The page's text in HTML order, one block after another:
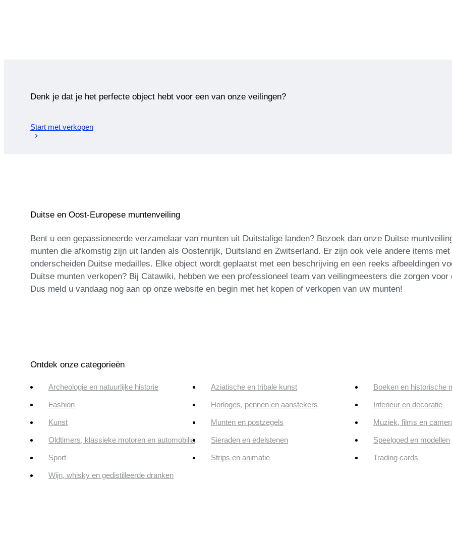
Denk je dat je het perfecte object hebt voor een van onze veilingen?
Start met verkopen
Duitse en Oost-Europese muntenveiling
Bent u een gepassioneerde verzamelaar van munten uit Duitstalige landen? Bezoek dan onze Duitse
munten die afkomstig zijn uit landen als Oostenrijk, Duitsland en Zwitserland. Er zijn ook vele andere items
onderscheiden Duitse medailles. Elke object wordt geplaatst met een beschrijving en een reeks afbeeldingen
Duitse munten verkopen? Bij Catawiki, hebben we een professioneel team van veilingmeesters die zorgen
Dus meld u vandaag nog aan op onze website en begin met het kopen of verkopen van uw munten!
Ontdek onze categorieën
Archeologie en natuurlijke historie Aziatische en tribale kunst Boeken en historische
Fashion Horloges, pennen en aanstekers Interieur en decoratie
Kunst Munten en postzegels Muziek, films en
Oldtimers, klassieke motoren en automobilia Sieraden en edelstenen Speelgoed en modellen
Sport Strips en animatie Trading cards
Wijn, whisky en gedistilleerde dranken